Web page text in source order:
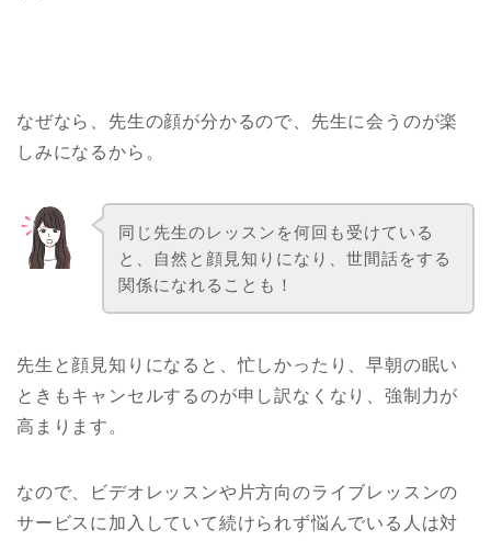
なぜなら、先生の顔が分かるので、先生に会うのが楽
しみになるから。
同じ先生のレッスンを何回も受けている
と、自然と顔見知りになり、世間話をする
関係になれることも！
先生と顔見知りになると、忙しかったり、早朝の眠い
ときもキャンセルするのが申し訳なくなり、強制力が
高まります。
なので、ビデオレッスンや片方向のライブレッスンの
サービスに加入していて続けられず悩んでいる人は対